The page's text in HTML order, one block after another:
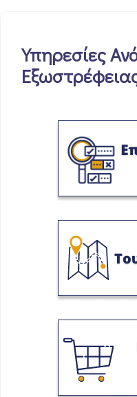
Υπηρεσίες